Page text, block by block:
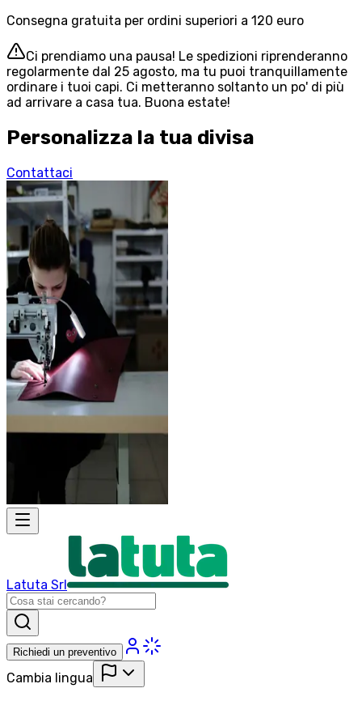
Consegna gratuita per ordini superiori a 120 euro
Ci prendiamo una pausa! Le spedizioni riprenderanno
regolarmente dal 25 agosto, ma tu puoi tranquillamente
ordinare i tuoi capi. Ci metteranno soltanto un po' di più
ad arrivare a casa tua. Buona estate!
Personalizza la tua divisa
Contattaci
Latuta Srl
Richiedi un preventivo
Cambia lingua